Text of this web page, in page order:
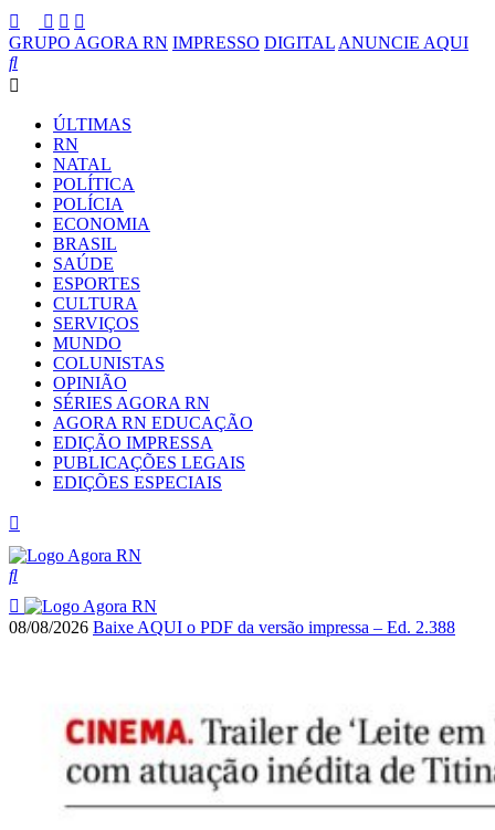
GRUPO AGORA RN IMPRESSO DIGITAL ANUNCIE AQUI
ÚLTIMAS
RN
NATAL
POLÍTICA
POLÍCIA
ECONOMIA
BRASIL
SAÚDE
ESPORTES
CULTURA
SERVIÇOS
MUNDO
COLUNISTAS
OPINIÃO
SÉRIES AGORA RN
AGORA RN EDUCAÇÃO
EDIÇÃO IMPRESSA
PUBLICAÇÕES LEGAIS
EDIÇÕES ESPECIAIS
08/08/2026 Baixe AQUI o PDF da versão impressa – Ed. 2.388